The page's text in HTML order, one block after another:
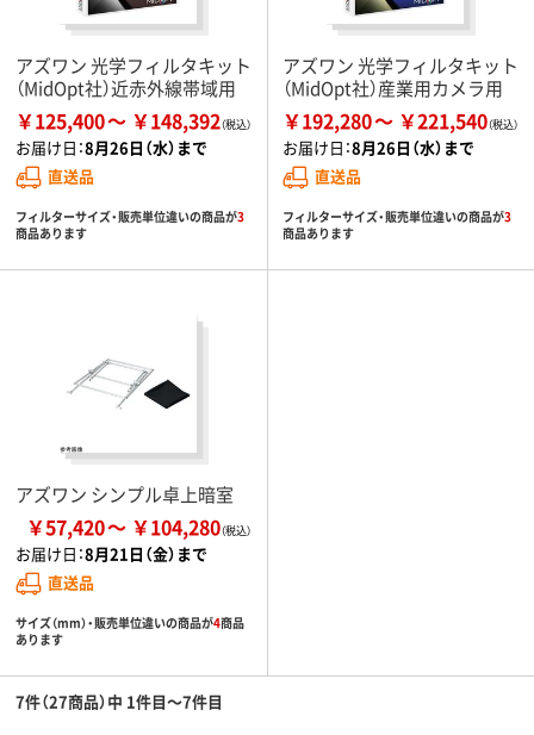
アズワン 光学フィルタキット
（MidOpt社）近赤外線帯域用
￥125,400 ￥148,392
お届け日：8月26日（水）まで
直送品
フィルターサイズ・販売単位違いの商品が3
商品あります
アズワン 光学フィルタキット
（MidOpt社）産業用カメラ用
￥192,280 ￥221,540
お届け日：8月26日（水）まで
直送品
フィルターサイズ・販売単位違いの商品が3
商品あります
アズワン シンプル卓上暗室
￥57,420 ￥104,280
お届け日：8月21日（金）まで
直送品
サイズ（mm）・販売単位違いの商品が4商品
あります
7件（27商品）中 1件目～7件目